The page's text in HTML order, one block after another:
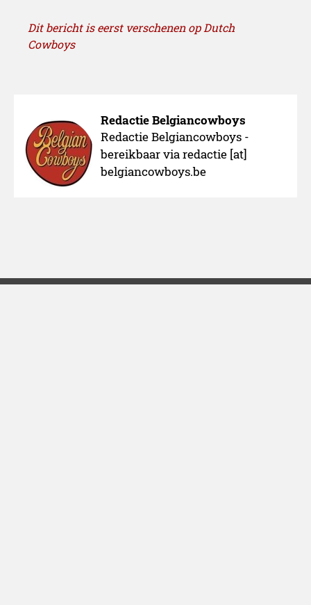
Dit bericht is eerst verschenen op Dutch
Cowboys
Redactie Belgiancowboys
Redactie Belgiancowboys -
bereikbaar via redactie [at]
belgiancowboys.be